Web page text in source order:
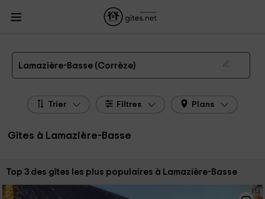
Gîtes à Lamazière-Basse de 2026
Lamazière-Basse (Corrèze)
Trier Filtres Plans
Gîtes à Lamazière-Basse
Trier par:
Top 3 des gîtes les plus populaires à Lamazière-Basse